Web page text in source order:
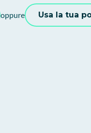
oppure Usa la tua